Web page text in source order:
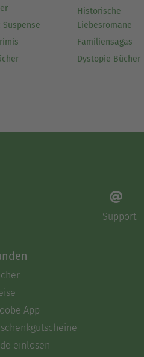
Suspense
Historische
Liebesromane
Familiensagas
Dystopie Bücher
Support
App
einlösen